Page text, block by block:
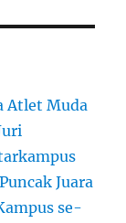
Atlet Muda
Juara
se-